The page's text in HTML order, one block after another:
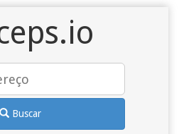
Buscar